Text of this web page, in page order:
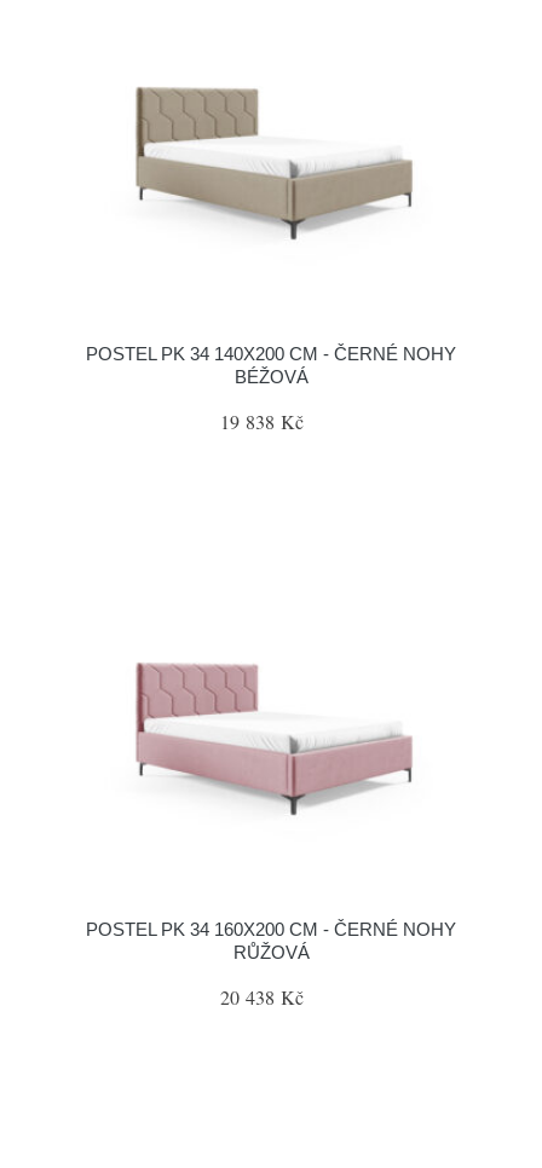
POSTEL PK 34 140X200 CM - ČERNÉ NOHY
BÉŽOVÁ
19 838 Kč
POSTEL PK 34 160X200 CM - ČERNÉ NOHY
RŮŽOVÁ
20 438 Kč